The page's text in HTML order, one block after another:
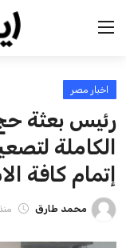
الرئيسية
اخبار مصر
عرب وعالم
اقتصاد
اخبار مصر
رئيس بعثة
الكاملة
إتمام كافة
محمد طارق منذ 2